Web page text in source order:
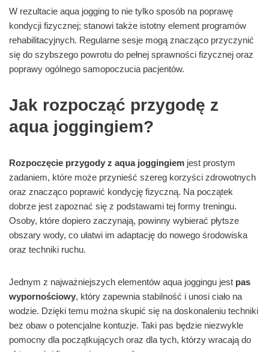
W rezultacie aqua jogging to nie tylko sposób na poprawę
kondycji fizycznej; stanowi także istotny element programów
rehabilitacyjnych. Regularne sesje mogą znacząco przyczynić
się do szybszego powrotu do pełnej sprawności fizycznej oraz
poprawy ogólnego samopoczucia pacjentów.
Jak rozpocząć przygodę z
aqua joggingiem?
Rozpoczęcie przygody z aqua joggingiem jest prostym
zadaniem, które może przynieść szereg korzyści zdrowotnych
oraz znacząco poprawić kondycję fizyczną. Na początek
dobrze jest zapoznać się z podstawami tej formy treningu.
Osoby, które dopiero zaczynają, powinny wybierać płytsze
obszary wody, co ułatwi im adaptację do nowego środowiska
oraz techniki ruchu.
Jednym z najważniejszych elementów aqua joggingu jest pas
wypornościowy, który zapewnia stabilność i unosi ciało na
wodzie. Dzięki temu można skupić się na doskonaleniu techniki
bez obaw o potencjalne kontuzje. Taki pas będzie niezwykle
pomocny dla początkujących oraz dla tych, którzy wracają do